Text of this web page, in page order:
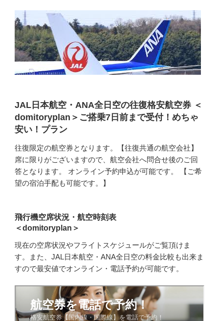
JAL日本航空・ANA全日空の往復格安航空券 ＜
domitoryplan＞ご搭乗7日前まで受付！めちゃ
安い！プラン
往復限定の航空券となります。【往復共通の航空会社】
席に限りがございますので、航空会社へ問合せ後のご回
答となります。 オンライン予約申込が可能です。 【ご希
望の宿泊手配も可能です。】
飛行機空席状況・航空時刻表
＜domitoryplan＞
現在の空席状況やフライトスケジュールがご覧頂けま
す。また、JAL日本航空・ANA全日空の料金比較も出来ま
すので最安値でオンライン・電話予約が可能です。